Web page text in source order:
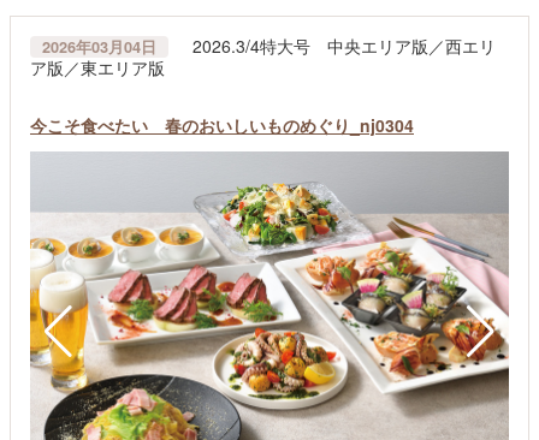
2026年03月04日
2026.3/4特大号 中央エリア版／西エリ
ア版／東エリア版
今こそ食べたい 春のおいしいものめぐり_nj0304